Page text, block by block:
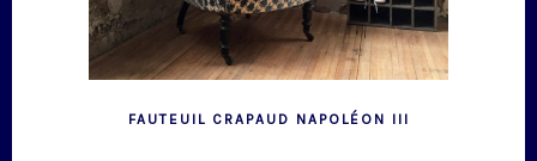
FAUTEUIL CRAPAUD NAPOLÉON III